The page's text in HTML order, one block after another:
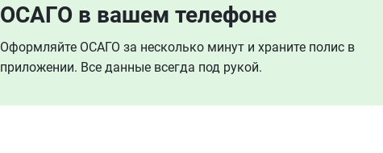
ОСАГО в вашем телефоне
Оформляйте ОСАГО за несколько минут и храните полис в
приложении. Все данные всегда под рукой.